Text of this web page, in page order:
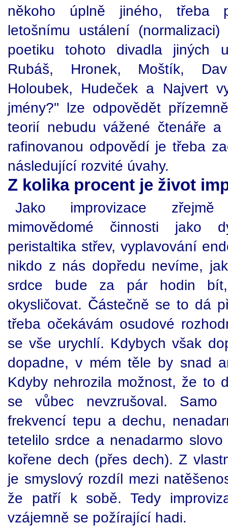
někoho úplně jiného, třeba
letošnímu ustálení
poetiku tohoto divadla jiných
Rubáš, Hronek, Moštík,
Holoubek, Hudeček a Najvert
jmény?" lze odpovědět
teorií nebudu vážené čtenáře
rafinovanou odpovědí je třeba
následující rozvité úvahy.
Z kolika procent je život
Jako improvizace zřejmě
mimovědomé činnosti jako
peristaltika střev, vyplavování
nikdo z nás dopředu nevíme,
srdce bude za pár hodin
okysličovat. Částečně se to dá
třeba očekávám osudové
se vše urychlí. Kdybych však
dopadne, v mém těle by snad
Kdyby nehrozila možnost, že to
se vůbec nevzrušoval.
frekvencí tepu a dechu,
tetelilo srdce a nenadarmo
kořene dech (přes dech). Z
je smyslový rozdíl mezi
že patří k sobě. Tedy
vzájemně se požírající hadi.